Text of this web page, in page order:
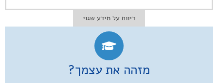
דיווח על מידע שגוי
מזהה את עצמך?